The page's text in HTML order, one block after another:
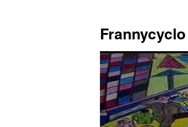
contenu
Frannycyclo